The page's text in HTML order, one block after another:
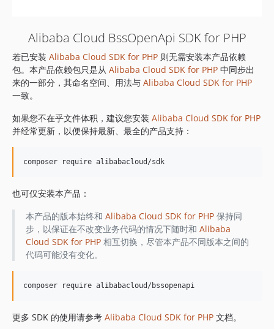
1.8.842
1.8.841
1.8.839
1.8.838
1.8.837
1.8.836
1.8.835
1.8.833
1.8.830
1.8.828
1.8.826
1.8.825
1.8.824
1.8.821
Alibaba Cloud BssOpenApi SDK for PHP
若已安装 Alibaba Cloud SDK for PHP 则无需安装本产品依赖
包。本产品依赖包只是从 Alibaba Cloud SDK for PHP 中同步出
来的一部分，其命名空间、用法与 Alibaba Cloud SDK for PHP
一致。
如果您不在乎文件体积，建议您安装 Alibaba Cloud SDK for PHP
并经常更新，以便保持最新、最全的产品支持：
也可仅安装本产品：
本产品的版本始终和 Alibaba Cloud SDK for PHP保持同
步，以保证在不改变业务代码的情况下随时和 Alibaba
Cloud SDK for PHP相互切换，尽管本产品不同版本之间的
代码可能没有变化。
更多 SDK 的使用请参考 Alibaba Cloud SDK for PHP 文档。